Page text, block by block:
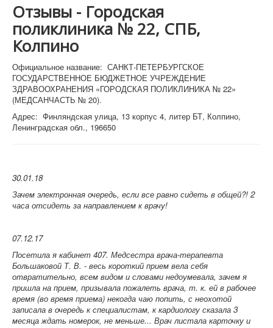
Роддома и женские консультации
Диспансеры
Лучшие клиники по направлениям
Отзывы о медицинских учреждениях
Отзывы - Городская
поликлиника № 22, СПБ,
Колпино
Официальное название: САНКТ-ПЕТЕРБУРГСКОЕ
ГОСУДАРСТВЕННОЕ БЮДЖЕТНОЕ УЧРЕЖДЕНИЕ
ЗДРАВООХРАНЕНИЯ «ГОРОДСКАЯ ПОЛИКЛИНИКА № 22»
(МЕДСАНЧАСТЬ № 20).
Адрес: Финляндская улица, 13 корпус 4, литер БТ, Колпино,
Ленинградская обл., 196650
30.01.18
Зачем электронная очередь, если все равно сидеть в общей?! 2
часа отсидеть за направлением к врачу!
07.12.17
Посетила я кабинет 407. Медсестра врача-терапевта
Большаковой Т. В. - весь короткий прием вела себя
отвратительно, всем видом и словами недоумевала, зачем я
пришла на прием, призывала пожалеть врача, т. к. ей в рабочее
время (во время приема) некогда чаю попить, с неохотой
записала в очередь к специалистам, к кардиологу сказала 3
месяца ждать номерок, не меньше... Врач листала карточку и